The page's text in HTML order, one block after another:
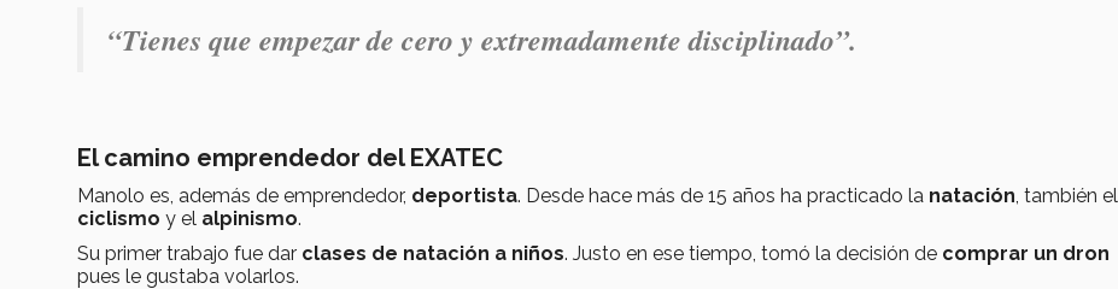
“Tienes que empezar de cero y extremadamente disciplinado”.
El camino emprendedor del EXATEC
Manolo es, además de emprendedor, deportista. Desde hace más de 15 años ha practicado la natación , también el
ciclismo y el alpinismo.
Su primer trabajo fue dar clases de natación a niños. Justo en ese tiempo, tomó la decisión de comprar un dron
pues le gustaba volarlos.